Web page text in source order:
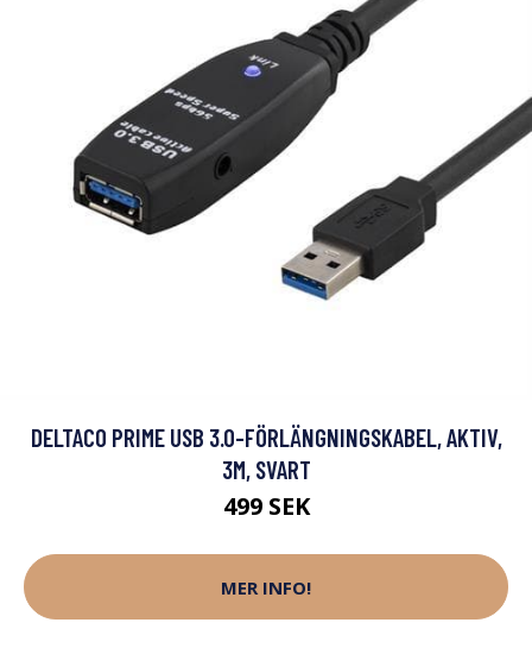
DELTACO PRIME USB 3.0-FÖRLÄNGNINGSKABEL, AKTIV,
3M, SVART
499 SEK
MER INFO!